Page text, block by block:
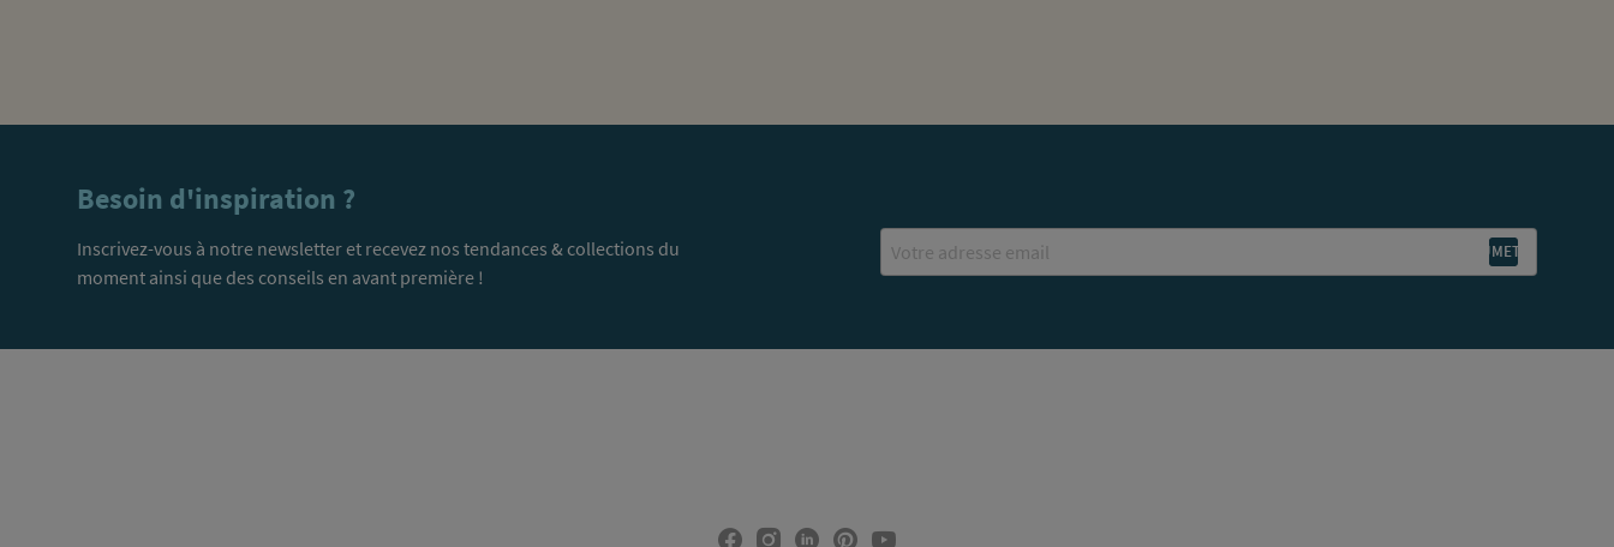
Besoin d'inspiration ?
Inscrivez-vous à notre newsletter et recevez nos tendances & collections du
moment ainsi que des conseils en avant première !
Email